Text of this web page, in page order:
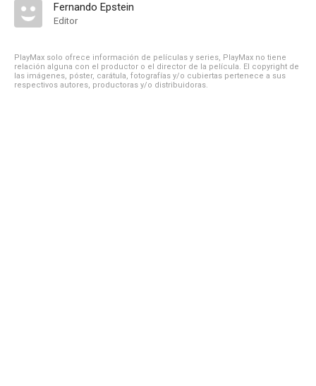
Fernando Epstein
Editor
PlayMax solo ofrece información de películas y series, PlayMax no tiene
relación alguna con el productor o el director de la película. El copyright de
las imágenes, póster, carátula, fotografías y/o cubiertas pertenece a sus
respectivos autores, productoras y/o distribuidoras.